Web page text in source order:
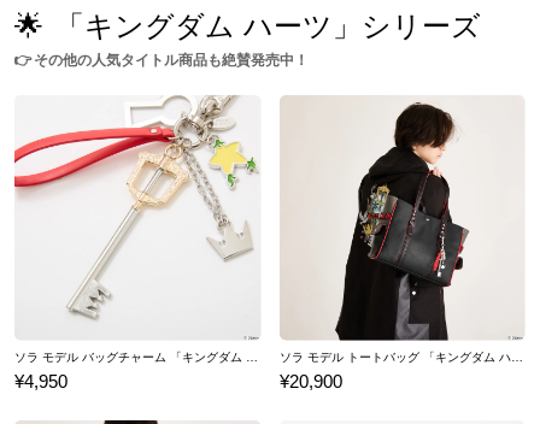
🌟 「キングダム ハーツ」シリーズ
👉その他の人気タイトル商品も絶賛発売中！
¥4,950
ソラ モデル トートバッグ 「キングダム ハーツ」シリーズ
¥20,900